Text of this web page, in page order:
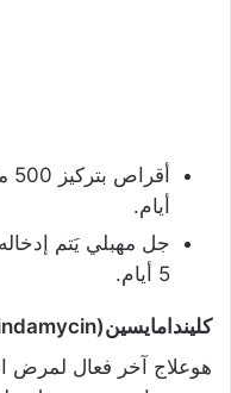
أيام.
جل مهبلي يَتم
5 أيام.
كليندامايسين(Clindamycin)
هوعلاج آخر فعال لمرض